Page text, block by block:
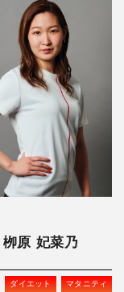
栁原 妃菜乃
ダイエット マタニティ